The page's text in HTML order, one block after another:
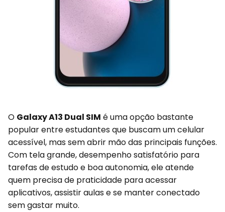
O Galaxy A13 Dual SIM é uma opção bastante
popular entre estudantes que buscam um celular
acessível, mas sem abrir mão das principais funções.
Com tela grande, desempenho satisfatório para
tarefas de estudo e boa autonomia, ele atende
quem precisa de praticidade para acessar
aplicativos, assistir aulas e se manter conectado
sem gastar muito.